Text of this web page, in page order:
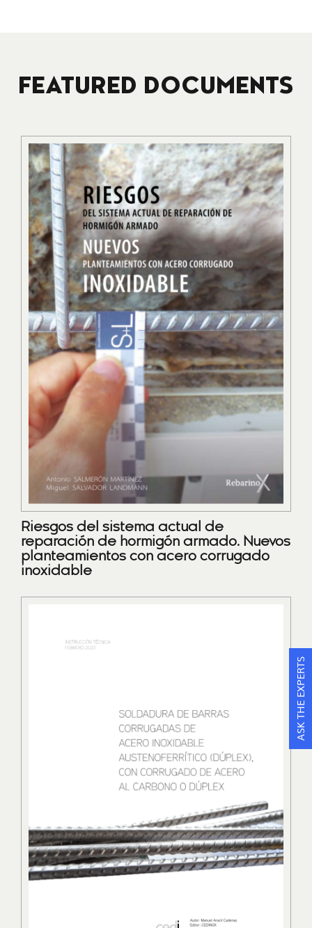
FEATURED DOCUMENTS
Riesgos del sistema actual de
reparación de hormigón armado. Nuevos
planteamientos con acero corrugado
inoxidable
ASK THE EXPERTS